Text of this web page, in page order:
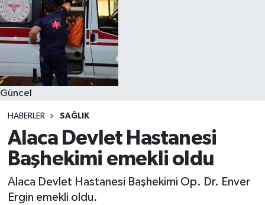
Güncel
HABERLER SAĞLIK
Alaca Devlet Hastanesi
Başhekimi emekli oldu
Alaca Devlet Hastanesi Başhekimi Op. Dr. Enver
Ergin emekli oldu.
Süper Lig Puan Durumu ve Fikstür
Tüm Manşetler
Son Dakika Haberleri
Haber Arşivi